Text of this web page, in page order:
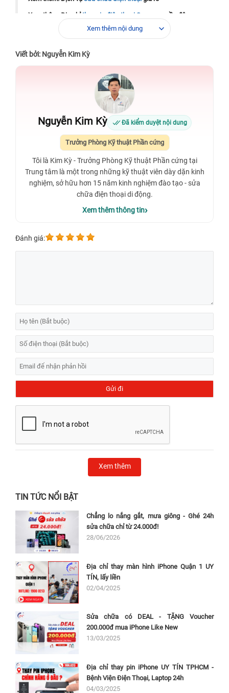
Xem thêm: Địa chỉ thay pin điện thoại Samsung gần đây
Xem thêm: Thay pin điện thoại giá bao nhiêu
Địa chỉ
nay.
thay pin Samsung S7
xong, cam kết không giữ máy qua đêm.
thay pin Samsung S20 Plus
Dịch vụthay pin Samsung Galaxy S21
Xem thêm:Cửa hàng thay pin điện thoại Samsung S21 Ultra
lấy liền trong ngày, bảo hành 12 tháng.
Địa điểmthay pin Samsung S9 Plus
Xem thêm: Tham khảo địa chỉ
đúng chuẩn zin 100%.
Xem thêm nội dung
Viết bởi: Nguyễn Kim Kỳ
Nguyễn Kim Kỳ Đã kiểm duyệt nội dung
Trưởng Phòng Kỹ thuật Phần cứng
Tôi là Kim Kỳ - Trưởng Phòng Kỹ thuật Phần cứng tại
Trung tâm là một trong những kỹ thuật viên dày dặn kinh
nghiệm, sở hữu hơn 15 năm kinh nghiệm đào tạo - sửa
chữa điện thoại di động.
Xem thêm thông tin
Đánh giá:
Xem thêm
TIN TỨC NỔI BẬT
Chẳng lo nắng gắt, mưa giông - Ghé 24h
sửa chữa chỉ từ 24.000đ!
28/06/2026
Địa chỉ thay màn hình iPhone Quận 1 UY
TÍN, lấy liền
02/04/2025
Sửa chữa có DEAL - TẶNG Voucher
200.000đ mua iPhone Like New
13/03/2025
Địa chỉ thay pin iPhone UY TÍN TPHCM -
Bệnh Viện Điện Thoại, Laptop 24h
04/03/2025